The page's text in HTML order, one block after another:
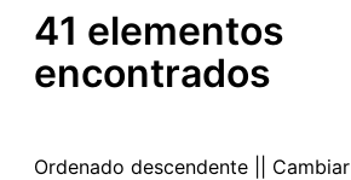
41 elementos
encontrados
Ordenado descendente || Cambiar